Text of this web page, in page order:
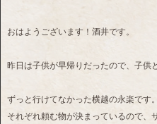
おはようございます！酒井です。
昨日は子供が早帰りだったので、子供
ずっと行けてなかった横越の永楽です。
それぞれ頼む物が決まっているので、